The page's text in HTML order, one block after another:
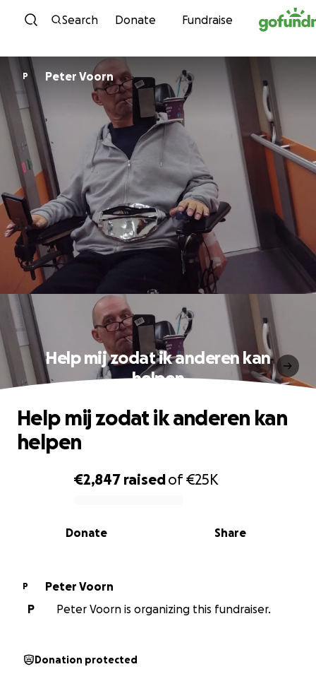
Skip to content
Search Donate Fundraise
P Peter Voorn
Help mij zodat ik anderen kan
helpen
0% complete
€2,847 raisedof€25K
Share
Donate
Help mij zodat ik anderen kan
helpen
P
Peter Voorn
P
Peter Voorn is organizing this fundraiser.
Donation protected